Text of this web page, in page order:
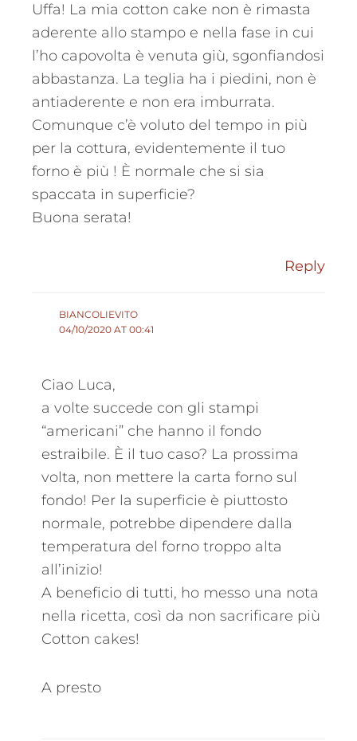
Uffa! La mia cotton cake non è rimasta
aderente allo stampo e nella fase in cui
l’ho capovolta è venuta giù, sgonfiandosi
abbastanza. La teglia ha i piedini, non è
antiaderente e non era imburrata.
Comunque c’è voluto del tempo in più
per la cottura, evidentemente il tuo
forno è più ! È normale che si sia
spaccata in superficie?
Buona serata!
Reply
BIANCOLIEVITO
04/10/2020 AT 00:41
Ciao Luca,
a volte succede con gli stampi
“americani” che hanno il fondo
estraibile. È il tuo caso? La prossima
volta, non mettere la carta forno sul
fondo! Per la superficie è piuttosto
normale, potrebbe dipendere dalla
temperatura del forno troppo alta
all’inizio!
A beneficio di tutti, ho messo una nota
nella ricetta, così da non sacrificare più
Cotton cakes!
A presto